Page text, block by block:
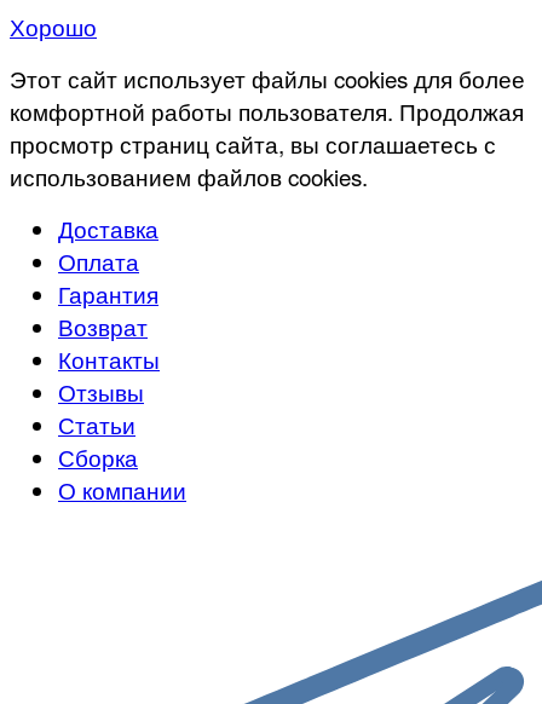
Хорошо
Этот сайт использует файлы cookies для более
комфортной работы пользователя. Продолжая
просмотр страниц сайта, вы соглашаетесь с
использованием файлов cookies.
Доставка
Оплата
Гарантия
Возврат
Контакты
Отзывы
Статьи
Сборка
О компании